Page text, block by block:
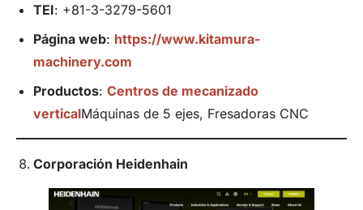
TEI: +81-3-3279-5601
Página web: https://www.kitamura-
machinery.com
Productos: Centros de mecanizado
verticalMáquinas de 5 ejes, Fresadoras CNC
Corporación Heidenhain